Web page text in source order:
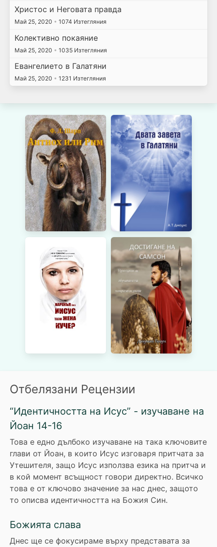
Христос и Неговата правда
Май 25, 2020 • 1074 Изтегляния
Колективно покаяние
Май 25, 2020 • 1035 Изтегляния
Евангелието в Галатяни
Май 25, 2020 • 1231 Изтегляния
Отбелязани Рецензии
“Идентичността на Исус” - изучаване на
Йоан 14-16
Това е едно дълбоко изучаване на така ключовите
глави от Йоан, в които Исус изговаря притчата за
Утешителя, защо Исус използва езика на притча и
в кой момент всъщност говори директно. Всичко
това е от ключово значение за нас днес, защото
то описва идентичността на Божия Син.
Божията слава
Днес ще се фокусираме върху представата за